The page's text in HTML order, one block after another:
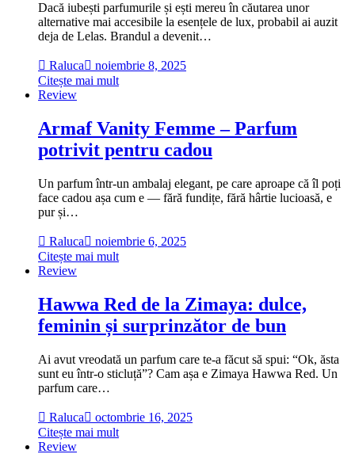
Dacă iubești parfumurile și ești mereu în căutarea unor
alternative mai accesibile la esențele de lux, probabil ai auzit
deja de Lelas. Brandul a devenit…
Raluca
noiembrie 8, 2025
Citește mai mult
Review
Armaf Vanity Femme – Parfum
potrivit pentru cadou
Un parfum într-un ambalaj elegant, pe care aproape că îl poți
face cadou așa cum e — fără fundițe, fără hârtie lucioasă, e
pur și…
Raluca
noiembrie 6, 2025
Citește mai mult
Review
Hawwa Red de la Zimaya: dulce,
feminin și surprinzător de bun
Ai avut vreodată un parfum care te-a făcut să spui: “Ok, ăsta
sunt eu într-o sticluță”? Cam așa e Zimaya Hawwa Red. Un
parfum care…
Raluca
octombrie 16, 2025
Citește mai mult
Review